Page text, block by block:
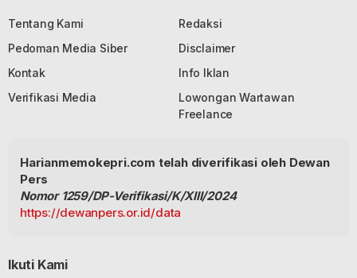
Tentang Kami
Redaksi
Pedoman Media Siber
Disclaimer
Kontak
Info Iklan
Verifikasi Media
Lowongan Wartawan
Freelance
Harianmemokepri.com telah diverifikasi oleh Dewan
Pers
Nomor 1259/DP-Verifikasi/K/XIII/2024
https://dewanpers.or.id/data
Ikuti Kami